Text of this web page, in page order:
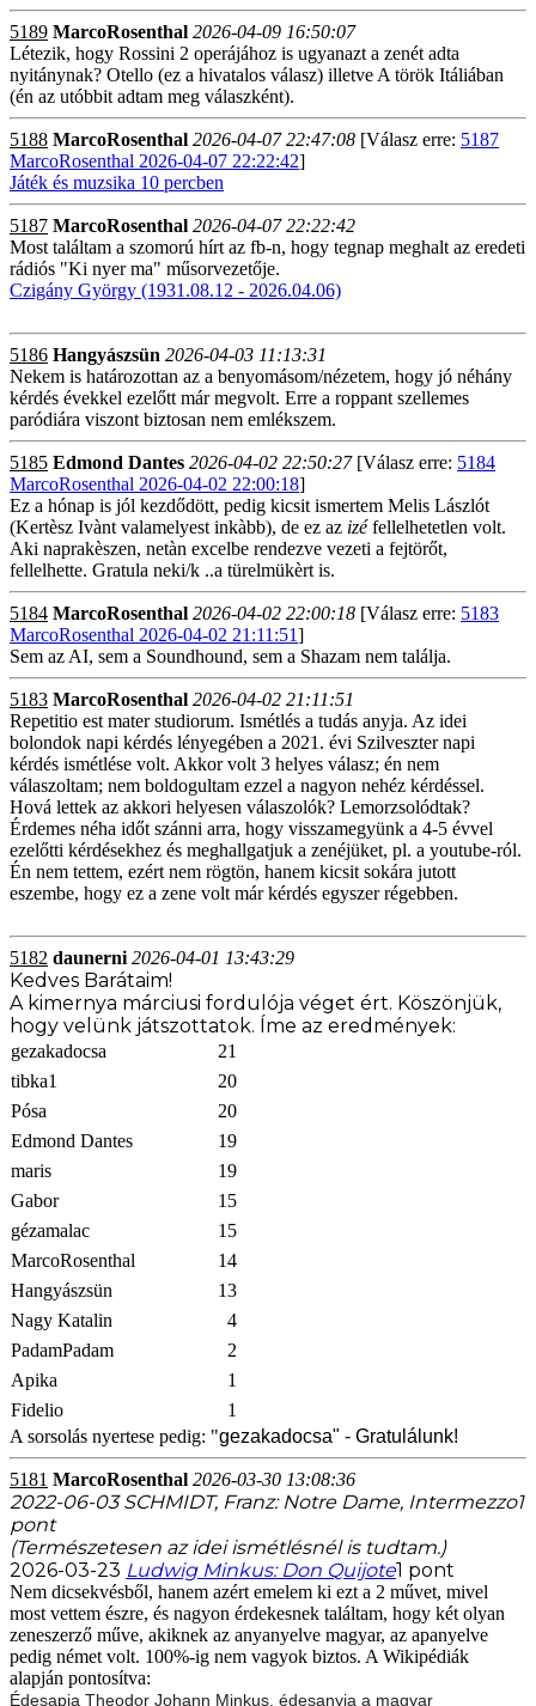
5189 MarcoRosenthal 2026-04-09 16:50:07
Létezik, hogy Rossini 2 operájához is ugyanazt a zenét adta
nyitánynak? Otello (ez a hivatalos válasz) illetve A török Itáliában
(én az utóbbit adtam meg válaszként).
5188 MarcoRosenthal 2026-04-07 22:47:08 [Válasz erre: 5187
MarcoRosenthal 2026-04-07 22:22:42]
Játék és muzsika 10 percben
5187 MarcoRosenthal 2026-04-07 22:22:42
Most találtam a szomorú hírt az fb-n, hogy tegnap meghalt az eredeti
rádiós "Ki nyer ma" műsorvezetője.
Czigány György (1931.08.12 - 2026.04.06)
5186 Hangyászsün 2026-04-03 11:13:31
Nekem is határozottan az a benyomásom/nézetem, hogy jó néhány
kérdés évekkel ezelőtt már megvolt. Erre a roppant szellemes
paródiára viszont biztosan nem emlékszem.
5185 Edmond Dantes 2026-04-02 22:50:27[Válasz erre: 5184
MarcoRosenthal 2026-04-02 22:00:18]
Ez a hónap is jól kezdődött, pedig kicsit ismertem Melis Lászlót
(Kertèsz Ivànt valamelyest inkàbb), de ez az izéfellelhetetlen volt.
Aki naprakèszen, netàn excelbe rendezve vezeti a fejtörőt,
fellelhette. Gratula neki/k ..a türelmükèrt is.
5184 MarcoRosenthal 2026-04-02 22:00:18 [Válasz erre: 5183
MarcoRosenthal 2026-04-02 21:11:51]
Sem az AI, sem a Soundhound, sem a Shazam nem találja.
5183 MarcoRosenthal 2026-04-02 21:11:51
Repetitio est mater studiorum. Ismétlés a tudás anyja. Az idei
bolondok napi kérdés lényegében a 2021. évi Szilveszter napi
kérdés ismétlése volt. Akkor volt 3 helyes válasz; én nem
válaszoltam; nem boldogultam ezzel a nagyon nehéz kérdéssel.
Hová lettek az akkori helyesen válaszolók? Lemorzsolódtak?
Érdemes néha időt szánni arra, hogy visszamegyünk a 4-5 évvel
ezelőtti kérdésekhez és meghallgatjuk a zenéjüket, pl. a youtube-ról.
Én nem tettem, ezért nem rögtön, hanem kicsit sokára jutott
eszembe, hogy ez a zene volt már kérdés egyszer régebben.
5182 daunerni 2026-04-01 13:43:29
Kedves Barátaim!
A kimernya márciusi fordulója véget ért. Köszönjük,
hogy velünk játszottatok. Íme az eredmények:
gezakadocsa
21
tibka1
20
Pósa
20
Edmond Dantes
19
maris
19
Gabor
15
gézamalac
15
MarcoRosenthal
14
Hangyászsün
13
Nagy Katalin
4
PadamPadam
2
Apika
1
Fidelio
1
A sorsolás nyertese pedig: "gezakadocsa" - Gratulálunk!
5181 MarcoRosenthal 2026-03-30 13:08:36
2022-06-03SCHMIDT, Franz: Notre Dame, Intermezzo1
pont
(Természetesen az idei ismétlésnél is tudtam.)
2026-03-23 Ludwig Minkus: Don Quijote1 pont
Nem dicsekvésből, hanem azért emelem ki ezt a 2 művet, mivel
most vettem észre, és nagyon érdekesnek találtam, hogy két olyan
zeneszerző műve, akiknek az anyanyelve magyar, az apanyelve
pedig német volt. 100%-ig nem vagyok biztos. A Wikipédiák
alapján pontosítva:
Édesapja Theodor Johann Minkus, édesanyja a magyar